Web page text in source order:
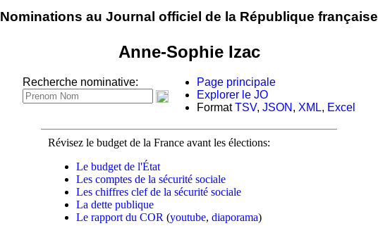
Nominations au Journal officiel de la République française
Anne-Sophie Izac
Recherche nominative:
Page principale
Explorer le JO
FormatTSV, JSON , XML, Excel
Révisez le budget de la France avant les élections:
Le budget de l'État
Les comptes de la sécurité sociale
Les chiffres clef de la sécurité sociale
La dette publique
Le rapport du COR (youtube, diaporama)